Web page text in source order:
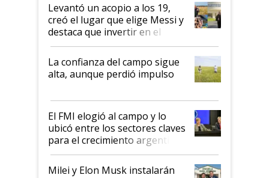
Levantó un acopio a los 19,
creó el lugar que elige Messi y
destaca que invertir en el
kirchnerismo era como "darle
plata a un hijo para droga":
Juan Félix Rossetti, el libertario
que de una dura crisis salió
de Milei
La confianza del campo sigue
alta, aunque perdió impulso
El FMI elogió al campo y lo
ubicó entre los sectores claves
para el crecimiento argentino
Milei y Elon Musk instalarán